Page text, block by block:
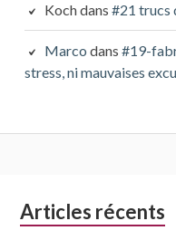
Kochdans #21 trucs
Marco dans #19-
stress, ni mauvaises
Colonne
Articles récents